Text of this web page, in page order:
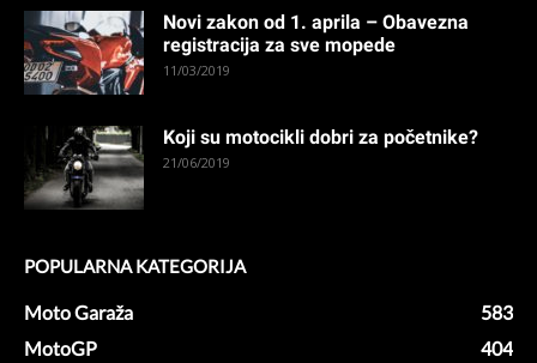
Novi zakon od 1. aprila – Obavezna
registracija za sve mopede
11/03/2019
Koji su motocikli dobri za početnike?
21/06/2019
POPULARNA KATEGORIJA
Moto Garaža
583
MotoGP
404